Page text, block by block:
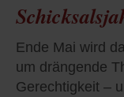
Ende Mai wird
um drängende
Gerechtigkeit –